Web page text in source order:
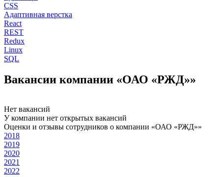
CSS
Адаптивная верстка
React
REST
Redux
Linux
SQL
Вакансии компании «ОАО «РЖД»»
Нет вакансий
У компании нет открытых вакансий
Оценки и отзывы сотрудников о компании «ОАО «РЖД»»
2018
2019
2020
2021
2022